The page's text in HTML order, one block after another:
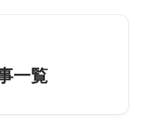
一覧